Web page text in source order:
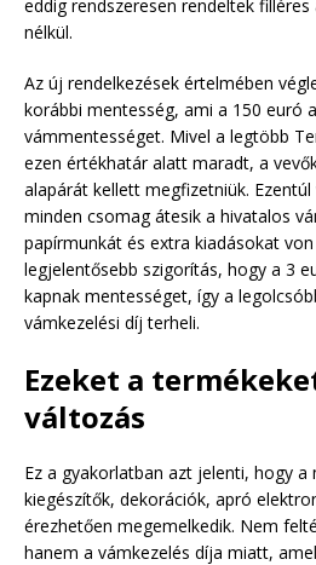
eddig rendszeresen rendeltek
nélkül.
Az új rendelkezések értelmében
korábbi mentesség, ami a 150 euró
vámmentességet. Mivel a legtöbb
ezen értékhatár alatt maradt, a
alapárát kellett megfizetniük.
minden csomag átesik a hivatalos
papírmunkát és extra kiadásokat
legjelentősebb szigorítás, hogy a 3
kapnak mentességet, így a
vámkezelési díj terheli.
Ezeket a
változás
Ez a gyakorlatban azt jelenti, hogy a
kiegészítők, dekorációk, apró
érezhetően megemelkedik. Nem
hanem a vámkezelés díja miatt,